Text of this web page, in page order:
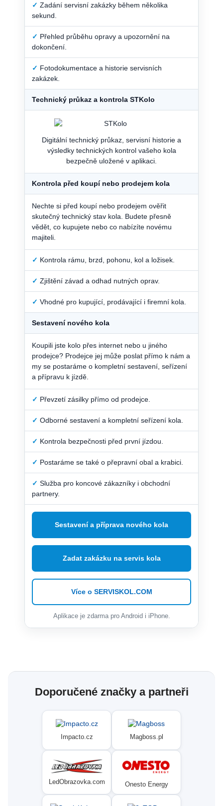
✓ Zadání servisní zakázky během několika
sekund.
✓ Přehled průběhu opravy a upozornění na
dokončení.
✓ Fotodokumentace a historie servisních
zakázek.
Technický průkaz a kontrola STKolo
Digitální technický průkaz, servisní historie a
výsledky technických kontrol vašeho kola
bezpečně uložené v aplikaci.
Kontrola před koupí nebo prodejem kola
Nechte si před koupí nebo prodejem ověřit
skutečný technický stav kola. Budete přesně
vědět, co kupujete nebo co nabízíte novému
majiteli.
✓ Kontrola rámu, brzd, pohonu, kol a ložisek.
✓ Zjištění závad a odhad nutných oprav.
✓ Vhodné pro kupující, prodávající i firemní kola.
Sestavení nového kola
Koupili jste kolo přes internet nebo u jiného
prodejce? Prodejce jej může poslat přímo k nám a
my se postaráme o kompletní sestavení, seřízení
a přípravu k jízdě.
✓ Převzetí zásilky přímo od prodejce.
✓ Odborné sestavení a kompletní seřízení kola.
✓ Kontrola bezpečnosti před první jízdou.
✓ Postaráme se také o přepravní obal a krabici.
✓ Služba pro koncové zákazníky i obchodní
partnery.
Sestavení a příprava nového kola
Zadat zakázku na servis kola
Více o SERVISKOL.COM
Aplikace je zdarma pro Android i iPhone.
Doporučené značky a partneři
Impacto.cz Magboss.pl
LedObrazovka.com Onesto Energy